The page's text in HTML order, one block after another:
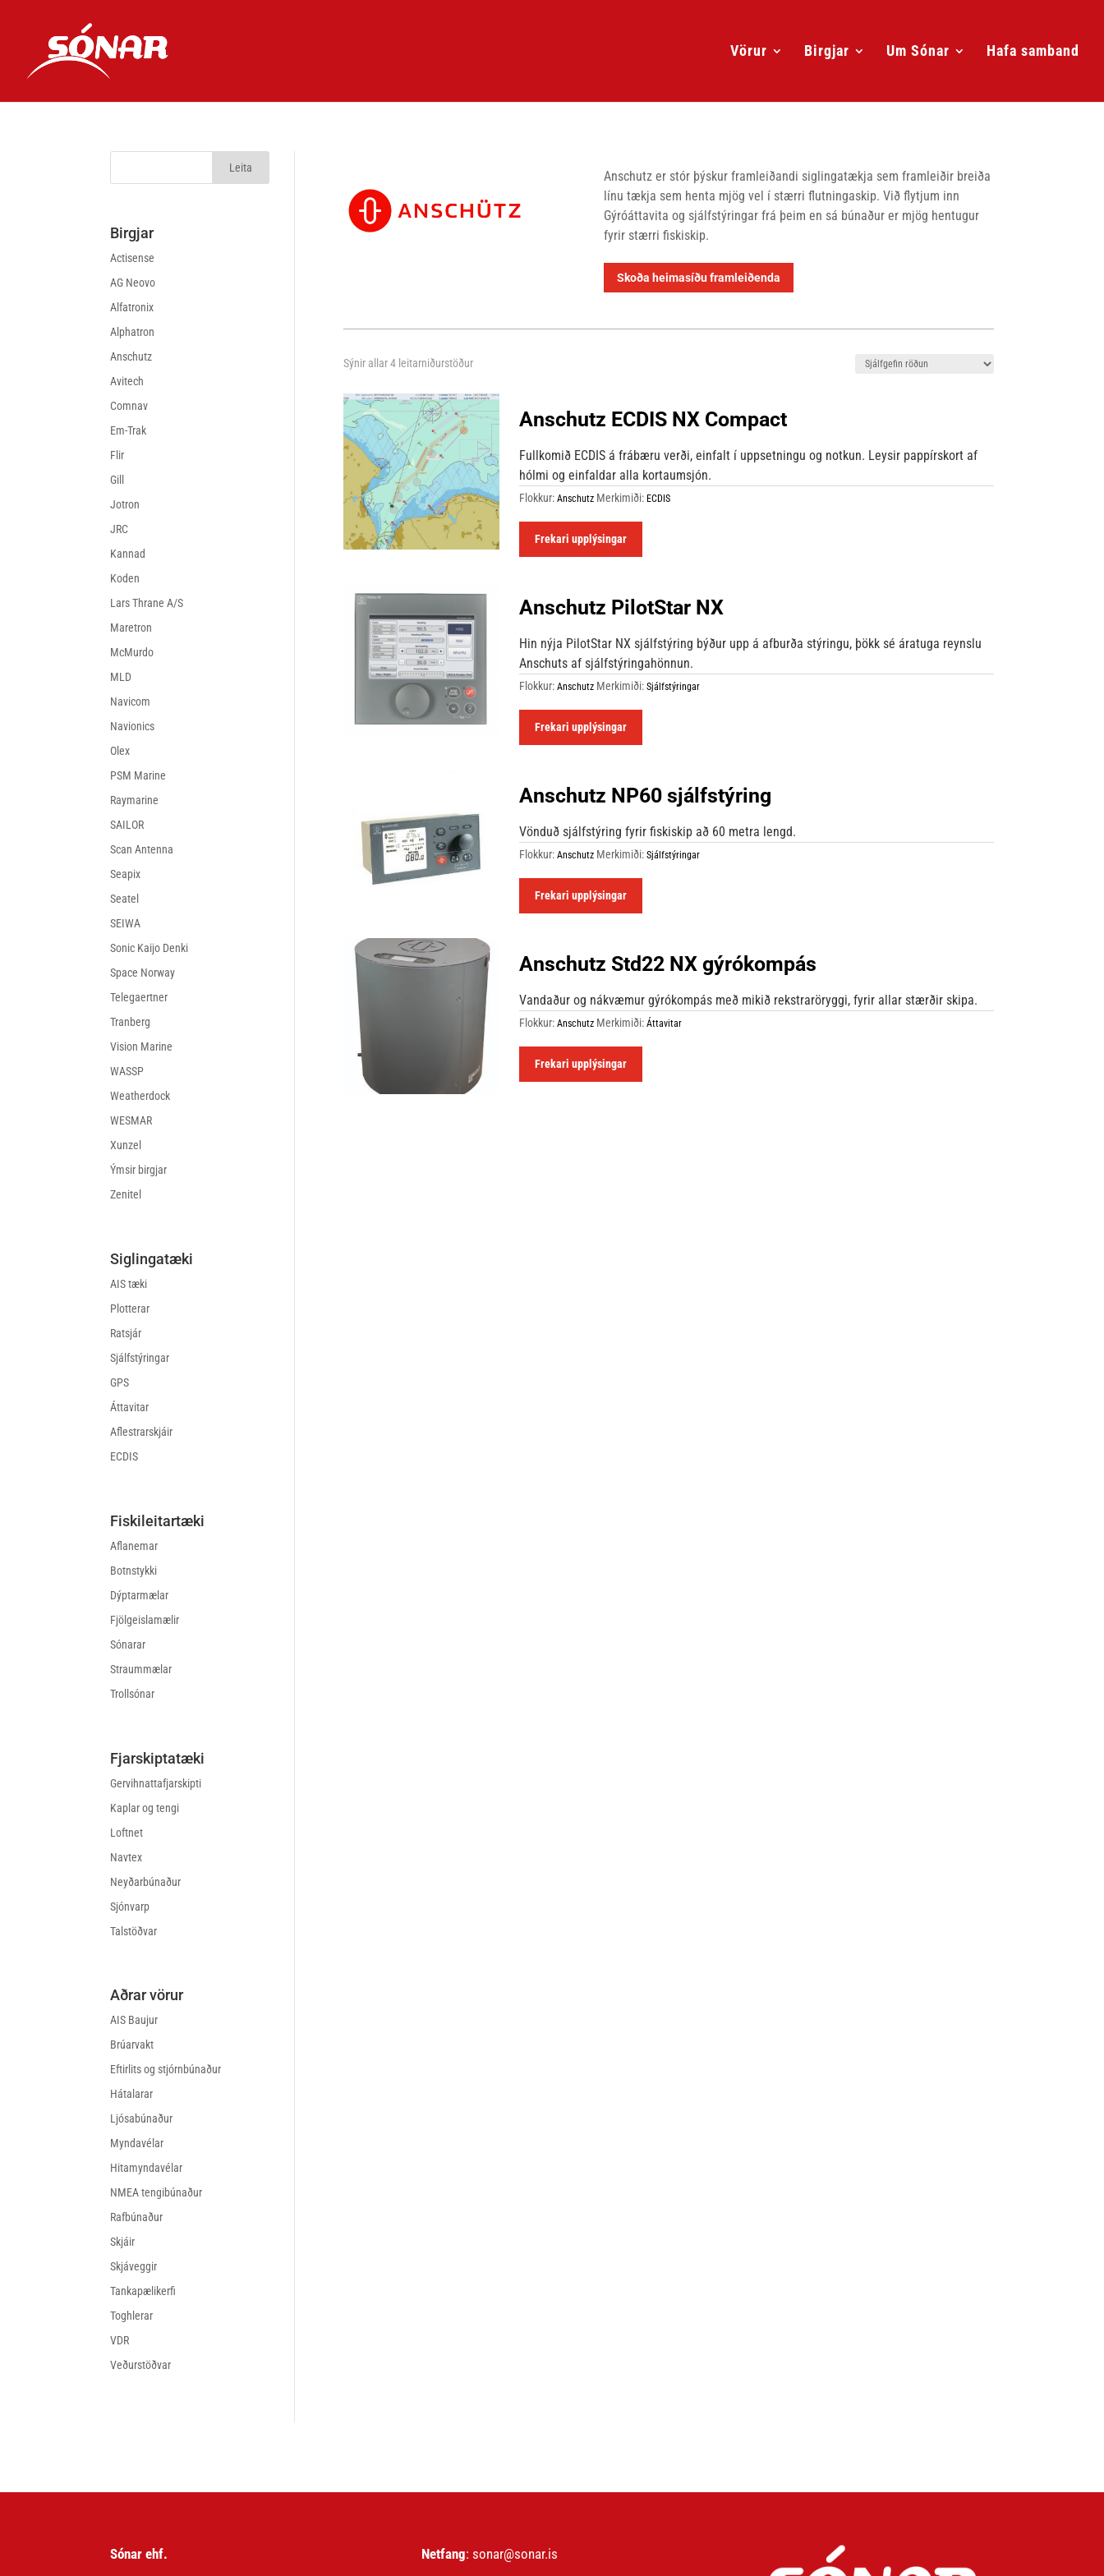
Vörur Birgjar Um Sónar Hafa samband
Birgjar
Actisense
AG Neovo
Alfatronix
Alphatron
Anschutz
Avitech
Comnav
Em-Trak
Flir
Gill
Jotron
JRC
Kannad
Koden
Lars Thrane A/S
Maretron
McMurdo
MLD
Navicom
Navionics
Olex
PSM Marine
Raymarine
SAILOR
Scan Antenna
Seapix
Seatel
SEIWA
Sonic Kaijo Denki
Space Norway
Telegaertner
Tranberg
Vision Marine
WASSP
Weatherdock
WESMAR
Xunzel
Ýmsir birgjar
Zenitel
Siglingatæki
AIS tæki
Plotterar
Ratsjár
Sjálfstýringar
GPS
Áttavitar
Aflestrarskjáir
ECDIS
Fiskileitartæki
Aflanemar
Botnstykki
Dýptarmælar
Fjölgeislamælir
Sónarar
Straummælar
Trollsónar
Fjarskiptatæki
Gervihnattafjarskipti
Kaplar og tengi
Loftnet
Navtex
Neyðarbúnaður
Sjónvarp
Talstöðvar
Aðrar vörur
AIS Baujur
Brúarvakt
Eftirlits og stjórnbúnaður
Hátalarar
Ljósabúnaður
Myndavélar
Hitamyndavélar
NMEA tengibúnaður
Rafbúnaður
Skjáir
Skjáveggir
Tankapælikerfi
Toghlerar
VDR
Veðurstöðvar
Anschutz er stór þýskur framleiðandi siglingatækja sem framleiðir breiða
línu tækja sem henta mjög vel í stærri flutningaskip. Við flytjum inn
Gýróáttavita og sjálfstýringar frá þeim en sá búnaður er mjög hentugur
fyrir stærri fiskiskip.
Skoða heimasíðu framleiðenda
Sýnir allar 4 leitarniðurstöður
Anschutz ECDIS NX Compact
Fullkomið ECDIS á frábæru verði, einfalt í uppsetningu og notkun. Leysir pappírskort af
hólmi og einfaldar alla kortaumsjón.
Flokkur:Anschutz Merkimiði: ECDIS
Frekari upplýsingar
Anschutz PilotStar NX
Hin nýja PilotStar NX sjálfstýring býður upp á afburða stýringu, þökk sé áratuga reynslu
Anschuts af sjálfstýringahönnun.
Flokkur:Anschutz Merkimiði:Sjálfstýringar
Frekari upplýsingar
Anschutz NP60 sjálfstýring
Vönduð sjálfstýring fyrir fiskiskip að 60 metra lengd.
Flokkur:Anschutz Merkimiði:Sjálfstýringar
Frekari upplýsingar
Anschutz Std22 NX gýrókompás
Vandaður og nákvæmur gýrókompás með mikið rekstraröryggi, fyrir allar stærðir skipa.
Flokkur:Anschutz Merkimiði:Áttavitar
Frekari upplýsingar
Sónar ehf. Netfang: sonar@sonar.is